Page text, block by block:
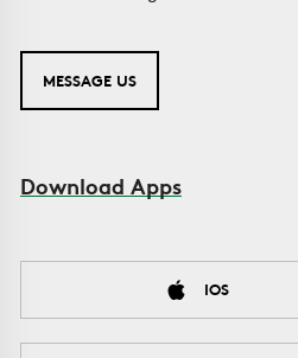
MESSAGE US
Download Apps
IOS